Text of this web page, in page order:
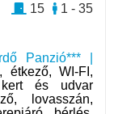
Panzió*** |
étkező, WI-FI,
és udvar
lovasszán,
1 - 35
15